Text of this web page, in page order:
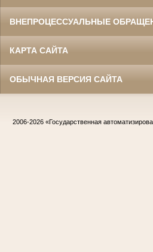
ВНЕПРОЦЕССУАЛЬНЫЕ
КАРТА САЙТА
ОБЫЧНАЯ ВЕРСИЯ САЙТА
2006-2026 «Государственная